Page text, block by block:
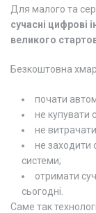
Для малого та
сучасні цифрові
великого
Безкоштовна
почати
не купувати
не
не заходити
системи;
отримати
сьогодні.
Саме так